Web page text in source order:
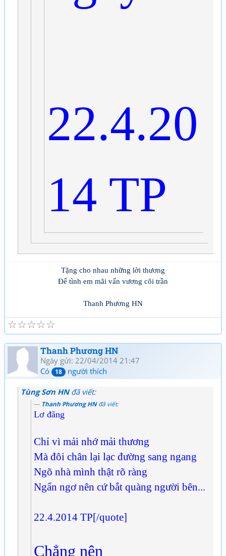
22.4.20
14 TP
Tặng cho nhau những lời thương
Để tình em mãi vấn vương cõi trần
Thanh Phương HN
☆
☆
☆
☆
☆
Thanh Phương HN
Ngày gửi: 22/04/2014 21:47
Có
18 người thích
Tùng Sơn HNđã viết:
Thanh Phương HNđã viết:
Lơ đãng
Chỉ vì mải nhớ mải thương
Mà đôi chân lại lạc đường sang ngang
Ngõ nhà mình thật rõ ràng
Ngẩn ngơ nên cứ bắt quàng người bên...
22.4.2014 TP[/quote]
Chẳng nên